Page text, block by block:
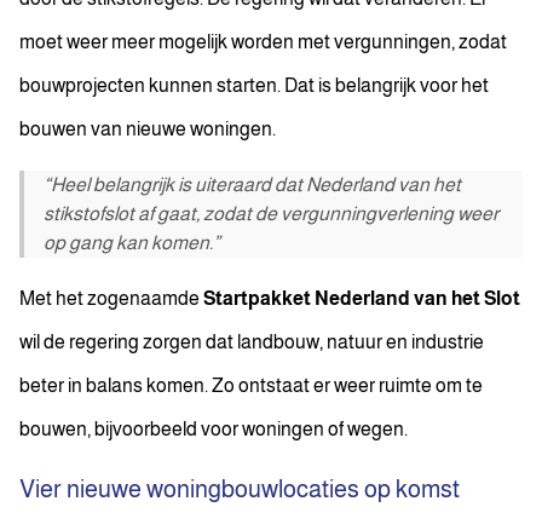
moet weer meer mogelijk worden met vergunningen, zodat
bouwprojecten kunnen starten. Dat is belangrijk voor het
bouwen van nieuwe woningen.
“Heel belangrijk is uiteraard dat Nederland van het
stikstofslot af gaat, zodat de vergunningverlening weer
op gang kan komen.”
Met het zogenaamde Startpakket Nederland van het Slot
wil de regering zorgen dat landbouw, natuur en industrie
beter in balans komen. Zo ontstaat er weer ruimte om te
bouwen, bijvoorbeeld voor woningen of wegen.
Vier nieuwe woningbouwlocaties op komst